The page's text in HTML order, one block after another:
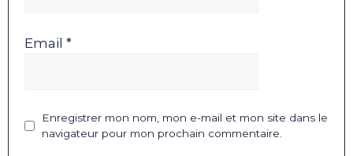
Email *
Enregistrer mon nom, mon e-mail et mon site dans le
navigateur pour mon prochain commentaire.